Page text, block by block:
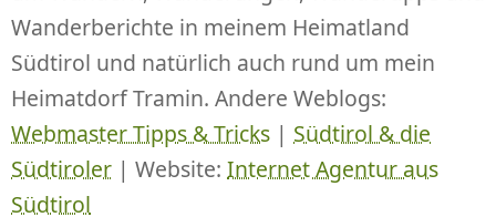
Wanderberichte in meinem Heimatland
Südtirol und natürlich auch rund um mein
Heimatdorf Tramin. Andere Weblogs:
Webmaster Tipps & Tricks | Südtirol & die
Südtiroler | Website: Internet Agentur aus
Südtirol